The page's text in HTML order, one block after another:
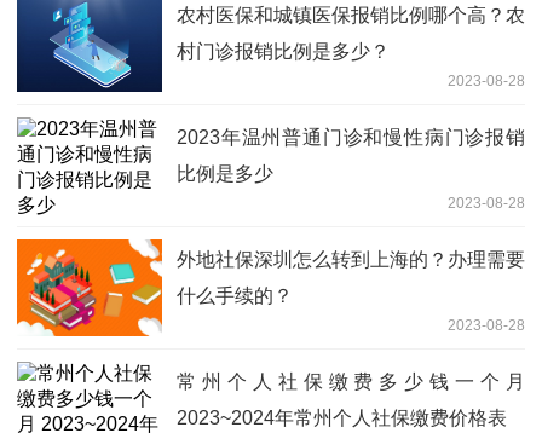
农村医保和城镇医保报销比例哪个高？农
村门诊报销比例是多少？
2023-08-28
2023年温州普通门诊和慢性病门诊报销
比例是多少
2023-08-28
外地社保深圳怎么转到上海的？办理需要
什么手续的？
2023-08-28
常州个人社保缴费多少钱一个月
2023~2024年常州个人社保缴费价格表